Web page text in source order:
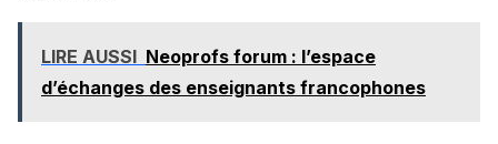
LIRE AUSSI Neoprofs forum : l’espace
d’échanges des enseignants francophones